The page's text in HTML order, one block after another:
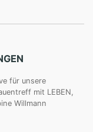
für unsere
mit LEBEN,
Willmann